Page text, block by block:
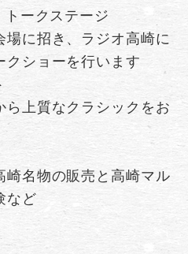
ークステージ
に招き、ラジオ高崎に
クショーを行います
上質なクラシックをお
名物の販売と高崎マル
など